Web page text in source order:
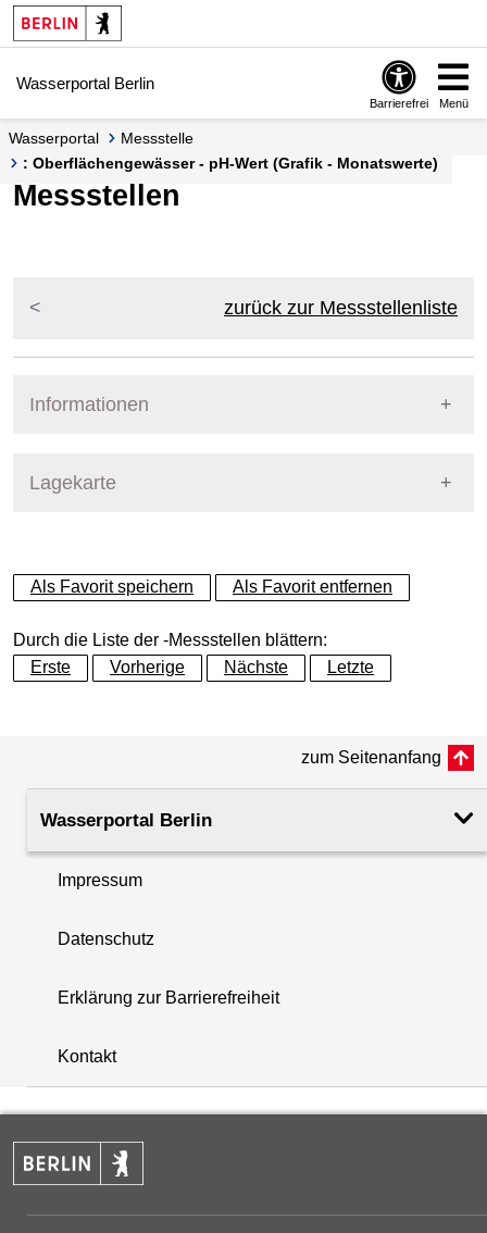
Springe zur Navigation
Springe zum Inhalt
Wasserportal Berlin
Barrierefrei Menü
Wasserportal
Messstelle
: Oberflächengewässer - pH-Wert (Grafik - Monatswerte)
Messstellen
zurück zur Messstellenliste
Informationen
Lagekarte
+
−
+
−
Als Favorit speichern Als Favorit entfernen
Durch die Liste der -Messstellen blättern:
Erste
Vorherige Nächste Letzte
zum Seitenanfang
Wasserportal Berlin
Impressum
Datenschutz
Erklärung zur Barrierefreiheit
Kontakt